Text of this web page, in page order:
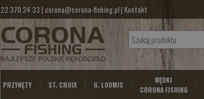
22 370 24 33 | corona@corona-fishing.pl| Kontakt
PRZYNĘTY ST. CROIX G. LOOMIS
WĘDKI
CORONA FISHING